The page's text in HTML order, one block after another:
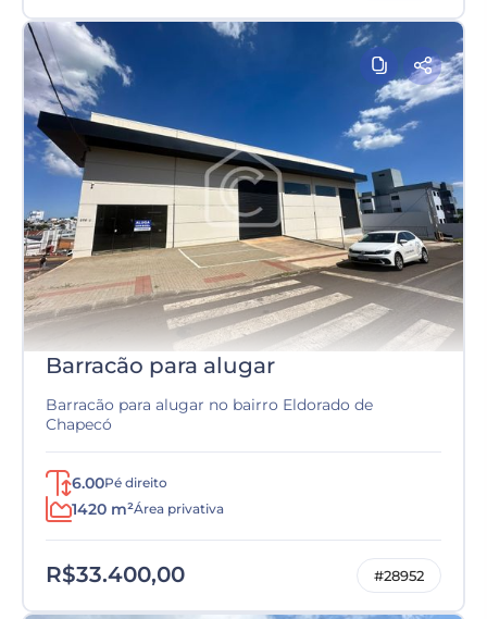
Barracão para alugar
Barracão para alugar no bairro Eldorado de
Chapecó
6.00Pé direito
1420 m²Área privativa
R$33.400,00 #28952